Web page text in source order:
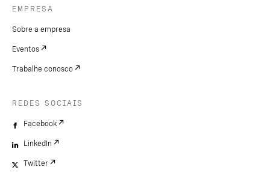
EMPRESA
Sobre a empresa
Eventos
Trabalhe conosco
REDES SOCIAIS
Facebook
LinkedIn
Twitter